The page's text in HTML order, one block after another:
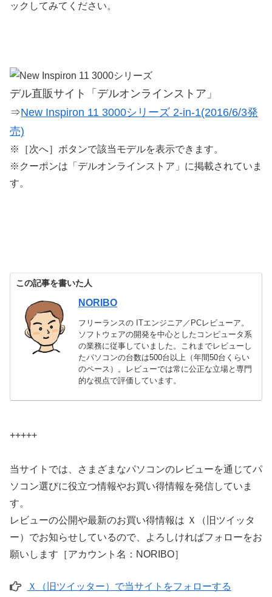
ックしてみてください。
デル直販サイト「デルオンラインストア」
⇒New Inspiron 11 3000シリーズ 2-in-1(2016/6/3発
売)
※［次へ］ボタンで該当モデルを表示できます。
※クーポンは「デルオンラインストア」に掲載されていま
す。
この記事を書いた人
NORIBO
フリーランスの ITエンジニア／PCレビューア。
ソフトウェアの開発を中心としたコンピュータ系
の業務に従事していました。これまでレビューし
たパソコンの台数は500台以上（年間50台くらい
のペース）。レビューでは常に公正な立場と専門
的な視点で評価しています。
+++++
当サイトでは、さまざまなパソコンのレビューを通じてパ
ソコン選びに役立つ情報やお買い得情報を発信していま
す。
レビューの公開や最新のお買い得情報は Ｘ（旧ツイッタ
ー）でお知らせしているので、よろしければフォローをお
願いします［アカウント名：NORIBO］
Ｘ（旧ツイッター）で当サイトをフォローする